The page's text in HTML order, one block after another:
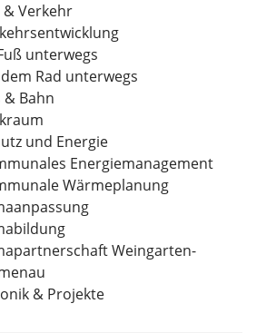
Verkehr
unterwegs
Rad unterwegs
& Bahn
und Energie
Energiemanagement
Wärmeplanung
Weingarten-
& Projekte